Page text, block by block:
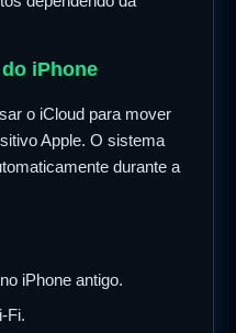
iPhone
o iCloud para mover
Apple. O sistema
durante a
iPhone antigo.
Fi.